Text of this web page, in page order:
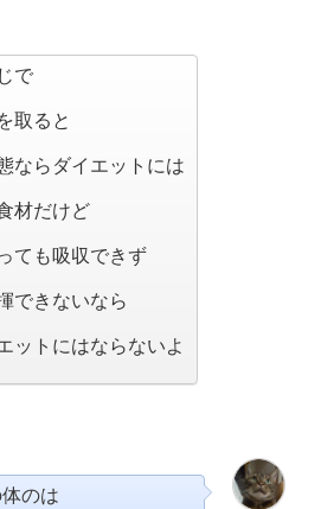
で
取ると
ならダイエットには
材だけど
ても吸収できず
できないなら
ットにはならないよ
のは